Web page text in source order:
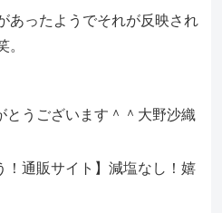
あったようでそれが反映され
。
とうございます＾＾大野沙織
！通販サイト】減塩なし！嬉